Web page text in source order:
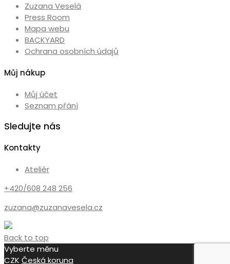
Zuzana Veselá
Press Room
Mapa webu
BACKYARD
Ochrana osobních údajů
Můj nákup
Můj účet
Seznam přání
Sledujte nás
Kontakty
Ateliér
+420/608 248 256
zuzana@zuzanavesela.cz
Back to top
Vyberte měnu
CZK Česká koruna